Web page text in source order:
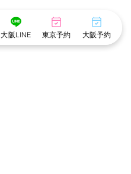
大阪LINE 東京予約 大阪予約